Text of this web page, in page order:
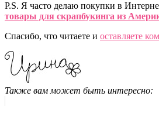
P.S. Я часто делаю покупки в
товары для скрапбукинга из
Спасибо, что читаете и оставляете
Также вам может быть интересно: